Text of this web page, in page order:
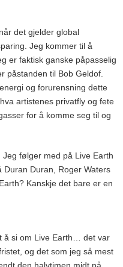
det gjelder global
Jeg kommer til å
er faktisk ganske påpasselig
påstanden til Bob Geldof.
og forurensning dette
artistenes privatfly og fete
for å komme seg til og
følger med på Live Earth
Duran, Roger Waters
Kanskje det bare er en
å si om Live Earth… det var
og det som jeg så mest
den halvtimen midt på